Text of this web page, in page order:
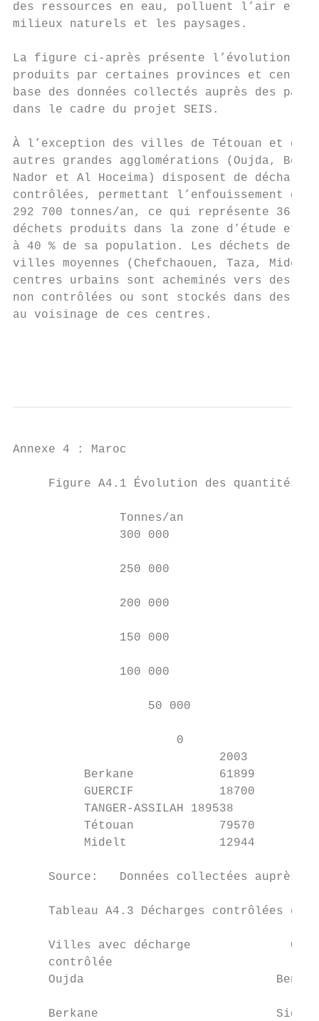
des ressources en eau, polluent l’air et
milieux naturels et les paysages.
La figure ci-après présente l’évolution des
produits par certaines provinces et
base des données collectés auprès
dans le cadre du projet SEIS.
À l’exception des villes de Tétouan et
autres grandes agglomérations (Oujda,
Nador et Al Hoceima) disposent de
contrôlées, permettant
292 700 tonnes/an, ce qui représente 36 %
déchets produits dans la zone d’étude
à 40 % de sa population. Les déchets
villes moyennes (Chefchaouen, Taza,
centres urbains sont acheminés vers
non contrôlées ou sont stockés dans
au voisinage de ces centres.
Annexe 4 : Maroc
Figure A4.1 Évolution des quantités
               Tonnes/an
               300 000
               250 000
               200 000
               150 000
               100 000
                   50 000
                       0
2003
Berkane            61899
GUERCIF            18700
TANGER-ASSILAH 189538
Tétouan            79570
Midelt             12944
Source:   Données collectées auprès
Tableau A4.3 Décharges contrôlées de
Villes avec décharge
contrôlée
Oujda                           Beni
Berkane                         Sidi